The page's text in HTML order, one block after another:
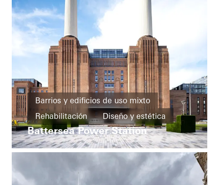
Barrios y edificios de uso mixto
Rehabilitación
Diseño y estética
Edificios famosos
Ventanas
Fachadas
Puertas correderas
Battersea Power Station